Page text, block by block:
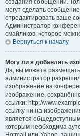
создания сообщений.
могут сделать
отредактировать ваше
Администратор
смайликов, которое
Вернуться к началу
Могу ли я добавлять
Да, вы можете
администратор
изображение на
изображение,
ссылки: http://
ссылку ни на
является
которым необходима